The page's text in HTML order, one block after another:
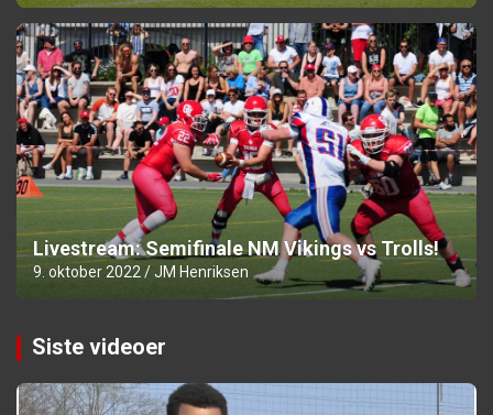
Livestream: Semifinale NM Vikings vs Trolls!
9. oktober 2022 JM Henriksen
Siste videoer